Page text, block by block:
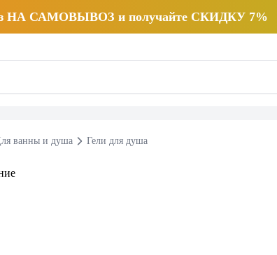
НА САМОВЫВОЗ и получайте СКИДКУ 7%
ванны и душа Гели для душа